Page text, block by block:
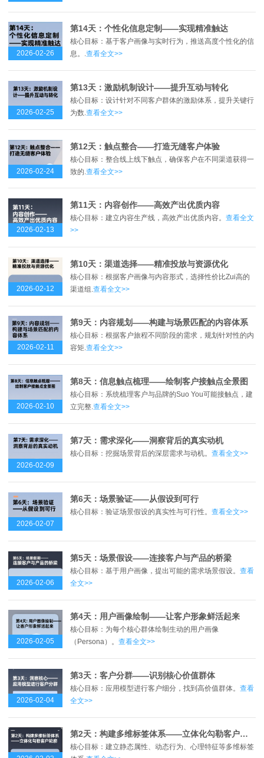
2026-02-26
第14天：个性化信息定制——实现精准触达
核心目标：基于客户画像与实时行为，推送高度个性化的信
息。.查看全文>>
2026-02-25
第13天：激励机制设计——提升互动与转化
核心目标：设计针对不同客户群体的激励体系，提升关键行
为数.查看全文>>
2026-02-24
第12天：触点整合——打造无缝客户体验
核心目标：整合线上线下触点，确保客户在不同渠道获得一
致的. 查看全文>>
2026-02-13
第11天：内容创作——高效产出优质内容
核心目标：建立内容生产线，高效产出优质内容。 查看全文
>>
2026-02-12
第10天：渠道选择——精准投放与资源优化
核心目标：根据客户画像与内容形式，选择性价比Zui高的
渠道组. 查看全文>>
2026-02-11
第9天：内容规划——构建与场景匹配的内容体系
核心目标：根据客户旅程不同阶段的需求，规划针对性的内
容矩.查看全文>>
2026-02-10
第8天：信息触点梳理——绘制客户接触点全景图
核心目标：系统梳理客户与品牌的Suo You可能接触点，建
立完整.查看全文>>
2026-02-09
第7天：需求深化——洞察背后的真实动机
核心目标：挖掘场景背后的深层需求与动机。 查看全文>>
2026-02-07
第6天：场景验证——从假设到可行
核心目标：验证场景假设的真实性与可行性。 查看全文>>
2026-02-06
第5天：场景假设——连接客户与产品的桥梁
核心目标：基于用户画像，提出可能的需求场景假设。 查看
全文>>
2026-02-05
第4天：用户画像绘制——让客户形象鲜活起来
核心目标：为每个核心群体绘制生动的用户画像
（Persona）。 查看全文>>
2026-02-04
第3天：客户分群——识别核心价值群体
核心目标：应用模型进行客户细分，找到高价值群体。 查看
全文>>
第2天：构建多维标签体系——立体化勾勒客户轮廓
核心目标：建立静态属性、动态行为、心理特征等多维标签